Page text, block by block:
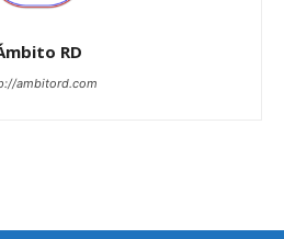
RD
ambitord.com